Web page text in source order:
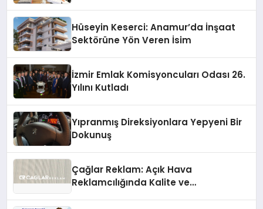
Hüseyin Keserci: Anamur’da İnşaat
Sektörüne Yön Veren İsim
İzmir Emlak Komisyoncuları Odası 26.
Yılını Kutladı
Yıpranmış Direksiyonlara Yepyeni Bir
Dokunuş
Çağlar Reklam: Açık Hava
Reklamcılığında Kalite ve